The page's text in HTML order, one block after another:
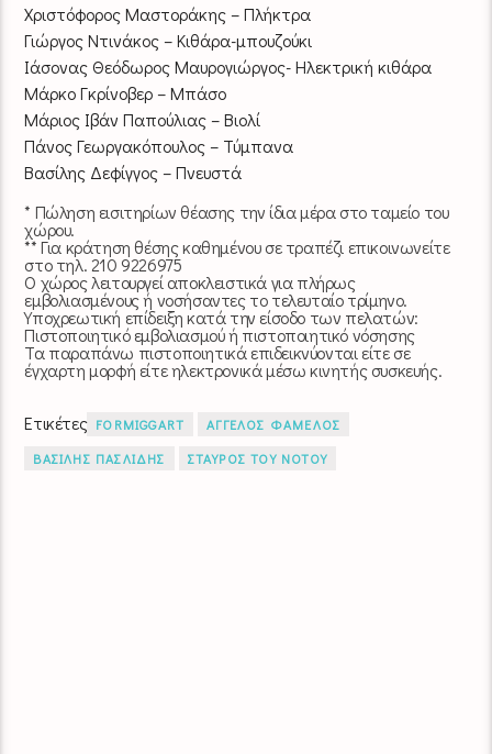
Χριστόφορος Μαστοράκης – Πλήκτρα
Γιώργος Ντινάκος – Κιθάρα-μπουζούκι
Ιάσονας Θεόδωρος Μαυρογιώργος- Ηλεκτρική κιθάρα
Μάρκο Γκρίνοβερ – Μπάσο
Μάριος Ιβάν Παπούλιας – Βιολί
Πάνος Γεωργακόπουλος – Τύμπανα
Βασίλης Δεφίγγος – Πνευστά
* Πώληση εισιτηρίων θέασης την ίδια μέρα στο ταμείο του
χώρου.
** Για κράτηση θέσης καθημένου σε τραπέζι επικοινωνείτε
στο τηλ. 210 9226975
Ο χώρος λειτουργεί αποκλειστικά για πλήρως
εμβολιασμένους ή νοσήσαντες το τελευταίο τρίμηνο.
Υποχρεωτική επίδειξη κατά την είσοδο των πελατών:
Πιστοποιητικό εμβολιασμού ή πιστοποιητικό νόσησης
Τα παραπάνω πιστοποιητικά επιδεικνύονται είτε σε
έγχαρτη μορφή είτε ηλεκτρονικά μέσω κινητής συσκευής.
Ετικέτες FORMIGGART
ΑΓΓΕΛΟΣ ΦΑΜΕΛΟΣ
ΒΑΣΙΛΗΣ ΠΑΣΛΙΔΗΣ
ΣΤΑΥΡΟΣ ΤΟΥ ΝΟΤΟΥ